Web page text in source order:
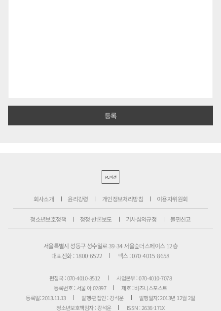
PC버전
회사소개 윤리강령 개인정보처리방침 이용자위원회
청소년보호정책 정정·반론보도 기사심의규정 불편신고
서울특별시 성동구 성수일로 39-34 서울숲더스페이스 12층
대표전화 : 1800-6522
팩스 : 070-4015-8658
편집국 : 070-4010-8512
사업본부 : 070-4010-7078
등록번호 : 서울 아 02897
제호 : 비즈니스포스트
등록일: 2013.11.13
발행·편집인 : 강석운
발행일자: 2013년 12월 2일
청소년보호책임자 : 강석운
ISSN : 2636-171X